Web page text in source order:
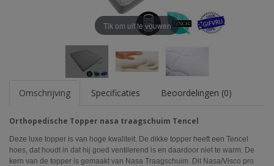
Tik om uit te vouwen
Omschrijving Specificaties Beoordelingen (0)
Orthopedische Topper nasa traagschuim Tencel
Deze luxe topper is van hoge kwaliteit. De dikke topper heeft een Tencel
hoes, dat houdt in dat hij goed ventilerend is en daardoor niet te warm. De
kern van de topper is gemaakt van Nasa Traagschuim. Dit Nasa/Visco pro